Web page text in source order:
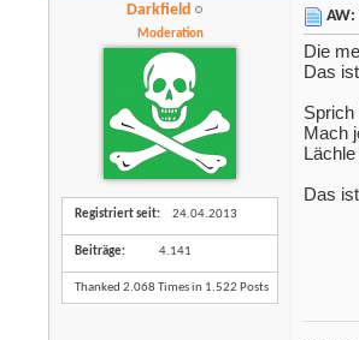
Darkfield
Moderation
Registriert seit 24.04.2013
Beiträge 4.141
Thanked 2.068 Times in 1.522 Posts
Die
Das
Sprich
Mach
Das